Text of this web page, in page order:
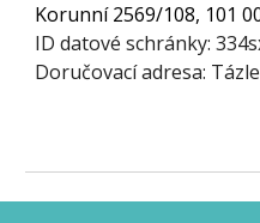
Korunní 2569/108, 101
ID datové schránky:
Doručovací adresa: